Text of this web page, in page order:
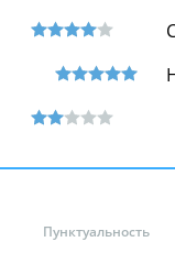
Пунктуальность